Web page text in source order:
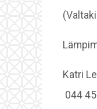
Katri
044